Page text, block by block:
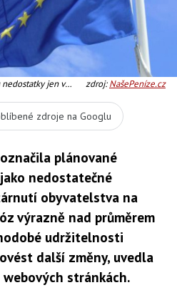
jen v
zdroj:NašePeníze.cz
zdroje na Googlu
plánované
nedostatečné
obyvatelstva na
výrazně nad průměrem
udržitelnosti
další změny, uvedla
stránkách.